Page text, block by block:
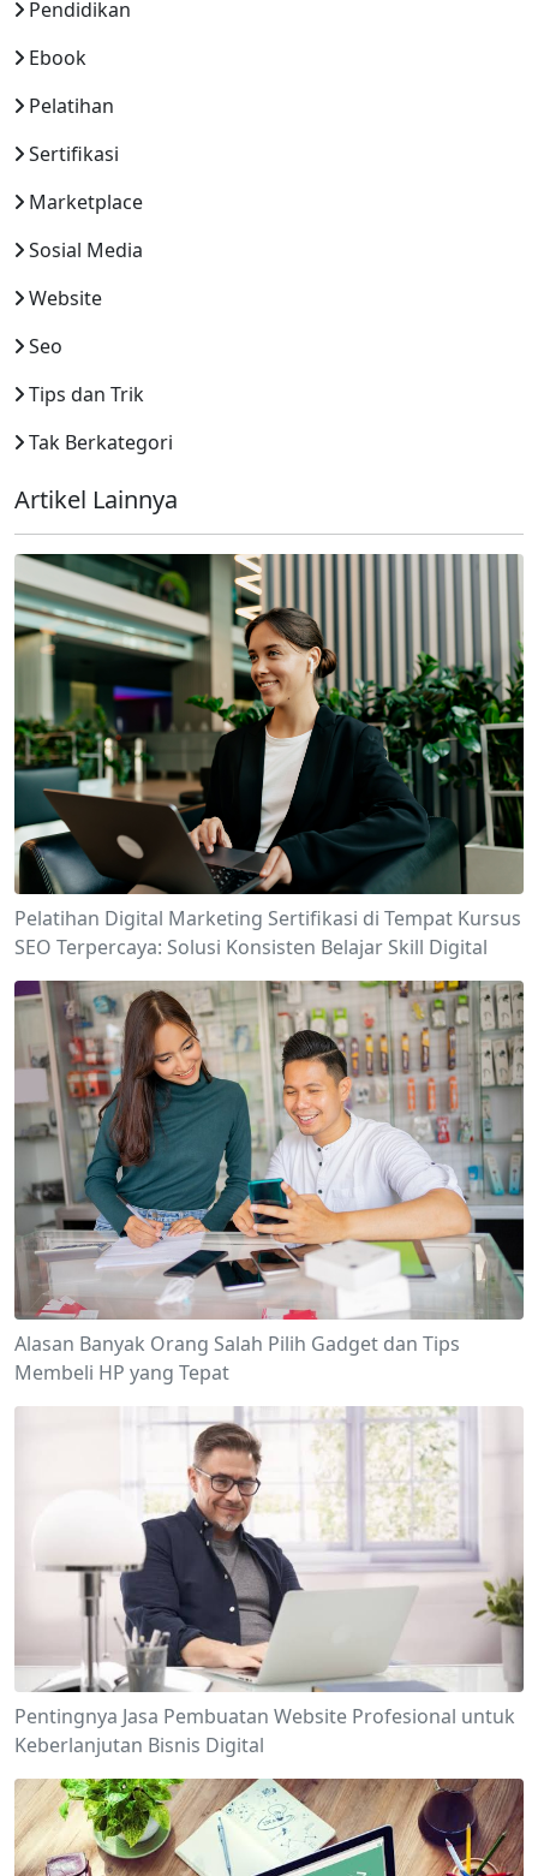
Pendidikan
Ebook
Pelatihan
Sertifikasi
Marketplace
Sosial Media
Website
Seo
Tips dan Trik
Tak Berkategori
Artikel Lainnya
Pelatihan Digital Marketing Sertifikasi di Tempat Kursus
SEO Terpercaya: Solusi Konsisten Belajar Skill Digital
Alasan Banyak Orang Salah Pilih Gadget dan Tips
Membeli HP yang Tepat
Pentingnya Jasa Pembuatan Website Profesional untuk
Keberlanjutan Bisnis Digital